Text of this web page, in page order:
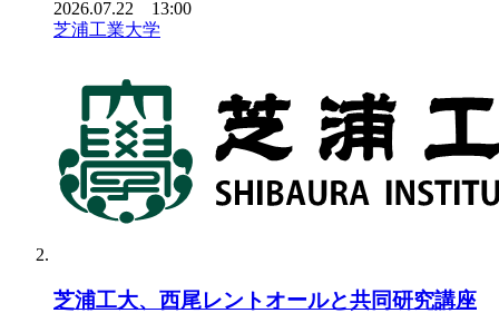
2026.07.22 13:00
芝浦工業大学
芝浦工大、西尾レントオールと共同研究講座